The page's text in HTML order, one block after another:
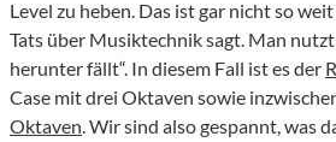
Level zu heben. Das ist gar nicht so
Tats über Musiktechnik sagt. Man nutzt
herunter fällt“. In diesem Fall ist es der
Case mit drei Oktaven sowie
Oktaven. Wir sind also gespannt, was